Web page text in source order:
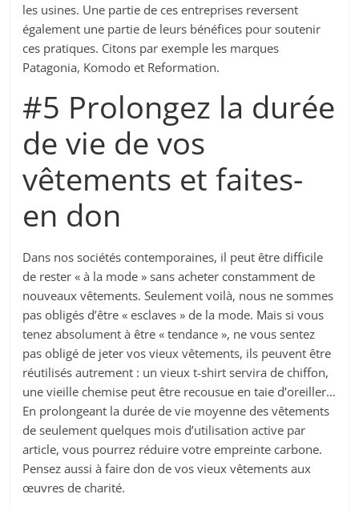
les usines. Une partie de ces entreprises reversent
également une partie de leurs bénéfices pour soutenir
ces pratiques. Citons par exemple les marques
Patagonia, Komodo et Reformation.
#5 Prolongez la durée
de vie de vos
vêtements et faites-
en don
Dans nos sociétés contemporaines, il peut être difficile
de rester « à la mode » sans acheter constamment de
nouveaux vêtements. Seulement voilà, nous ne sommes
pas obligés d’être « esclaves » de la mode. Mais si vous
tenez absolument à être « tendance », ne vous sentez
pas obligé de jeter vos vieux vêtements, ils peuvent être
réutilisés autrement : un vieux t-shirt servira de chiffon,
une vieille chemise peut être recousue en taie d’oreiller…
En prolongeant la durée de vie moyenne des vêtements
de seulement quelques mois d’utilisation active par
article, vous pourrez réduire votre empreinte carbone.
Pensez aussi à faire don de vos vieux vêtements aux
œuvres de charité.